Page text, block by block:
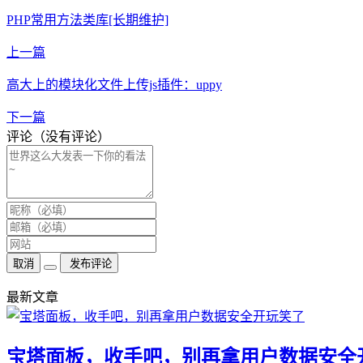
PHP常用方法类库[长期维护]
上一篇
高大上的模块化文件上传js插件：uppy
下一篇
评论（没有评论）
取消 发布评论
最新文章
宝塔面板，收手吧，别再拿用户数据安全